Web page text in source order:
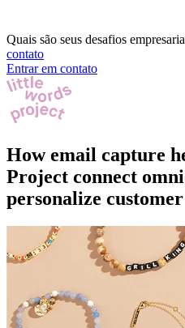
Quais são seus desafios
contato
Entrar em contato
How email capture
Project connect
personalize